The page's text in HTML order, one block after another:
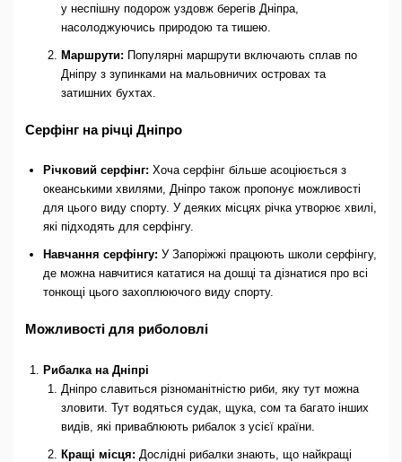
у неспішну подорож уздовж берегів Дніпра,
насолоджуючись природою та тишею.
Маршрути: Популярні маршрути включають сплав по
Дніпру з зупинками на мальовничих островах та
затишних бухтах.
Серфінг на річці Дніпро
Річковий серфінг: Хоча серфінг більше асоціюється з
океанськими хвилями, Дніпро також пропонує можливості
для цього виду спорту. У деяких місцях річка утворює хвилі,
які підходять для серфінгу.
Навчання серфінгу: У Запоріжжі працюють школи серфінгу,
де можна навчитися кататися на дошці та дізнатися про всі
тонкощі цього захоплюючого виду спорту.
Можливості для риболовлі
Рибалка на Дніпрі
Дніпро славиться різноманітністю риби, яку тут можна
зловити. Тут водяться судак, щука, сом та багато інших
видів, які приваблюють рибалок з усієї країни.
Кращі місця: Дослідні рибалки знають, що найкращі